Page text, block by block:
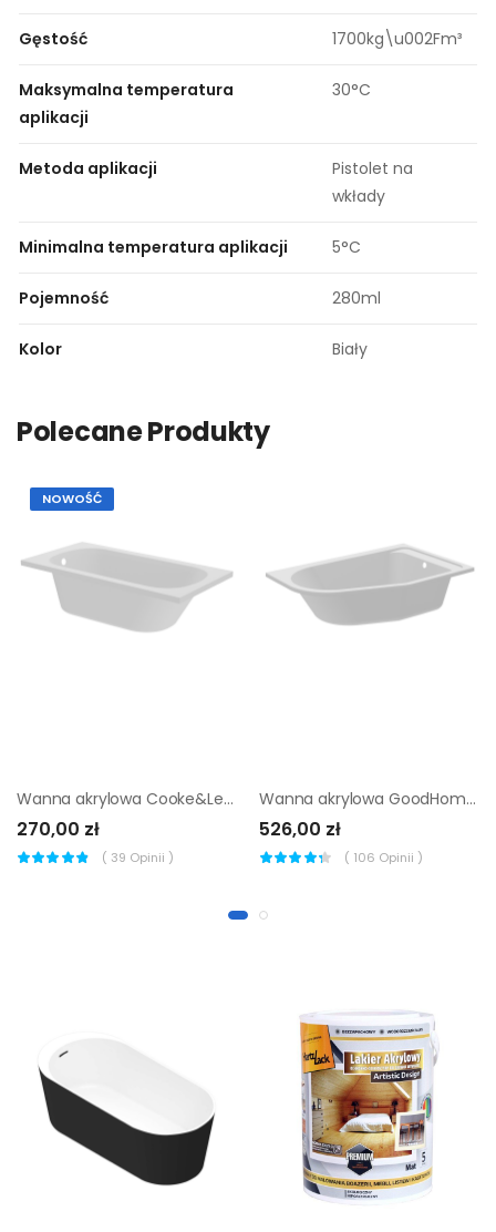
Gęstość 1700kg\u002Fm³
Maksymalna temperatura
aplikacji
30°C
Metoda aplikacji
Pistolet na
wkłady
Minimalna temperatura aplikacji 5°C
Pojemność 280ml
Kolor Biały
Polecane Produkty
NOWOŚĆ
Wanna akrylowa Cooke&Lewis Anna 140 x 70 cm
270,00 zł
( 39 Opinii )
Wanna akrylowa GoodHome Cavally 150 x 95 cm prawa asymetryczna
526,00 zł
( 106 Opinii )